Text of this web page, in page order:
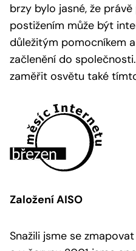
brzy bylo jasné, že
postižením může být
důležitým pomocníkem
začlenění do
zaměřit osvětu také
Založení AISO
Snažili jsme se